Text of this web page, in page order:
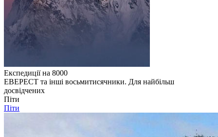
Експедиції на 8000
ЕВЕРЕСТ та інші восьмитисячники. Для найбільш
досвідчених
Піти
Піти